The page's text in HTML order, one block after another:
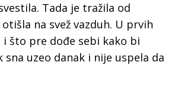
Tada je tražila od
na svež vazduh. U prvih
što pre dođe sebi kako bi
uzeo danak i nije uspela da